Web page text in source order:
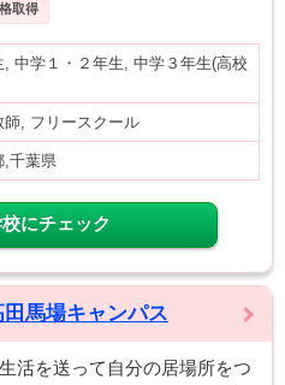
取得
, 中学１・２年生, 中学３年生(高校
師, フリースクール
,千葉県
にチェック
馬場キャンパス
活を送って自分の居場所をつ